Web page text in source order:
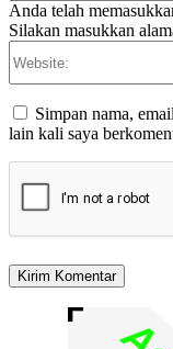
Anda telah
Silakan masukkan
Simpan nama,
lain kali saya